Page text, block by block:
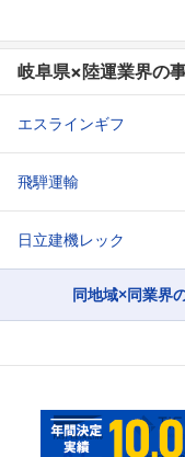
岐阜県×陸運業界の
エスラインギフ
飛騨運輸
日立建機レック
同地域×同業界